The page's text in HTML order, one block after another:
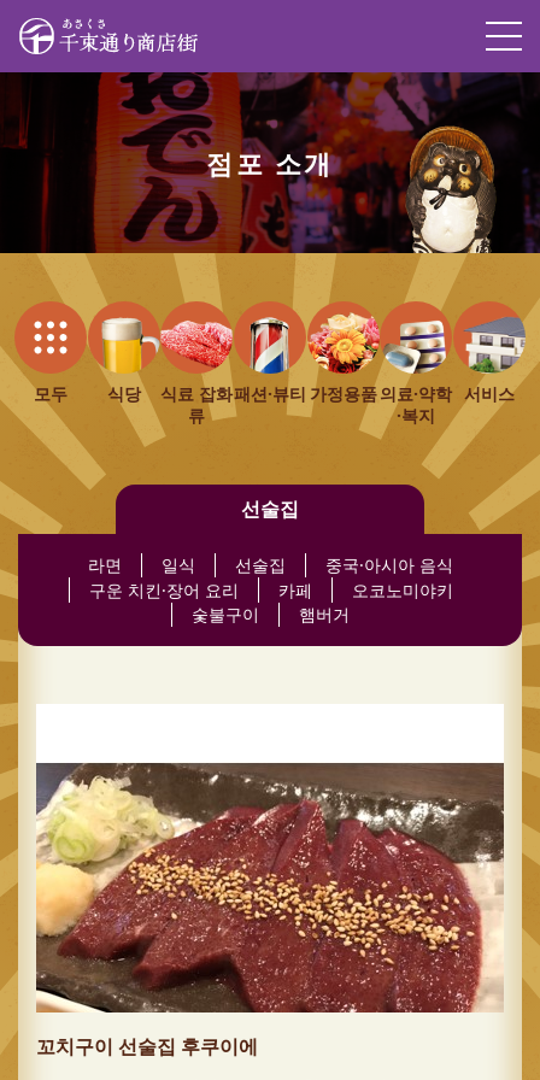
점포 소개
모두 식당
식료 잡화
류
패션·뷰티 가정용품의료·약학
·복지
서비스
선술집
라면 일식 선술집
중국·아시아 음식
구운 치킨·장어 요리
카페
오코노미야키
숯불구이
햄버거
꼬치구이 선술집 후쿠이에